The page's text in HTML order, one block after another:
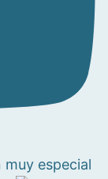
muy especial